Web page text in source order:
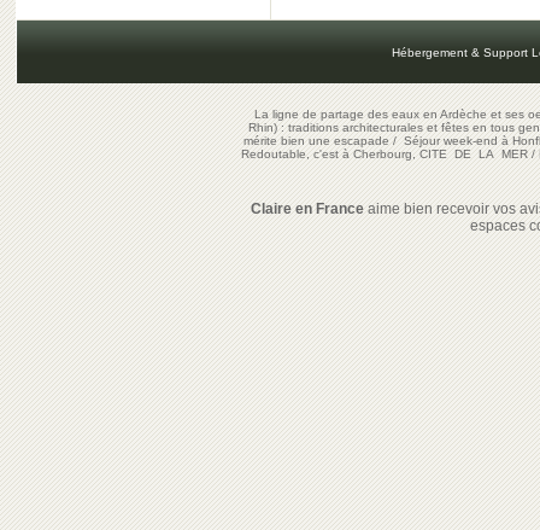
Hébergement & Support
La ligne de partage des eaux en Ardèche et ses
Rhin) : traditions architecturales et fêtes en tous
mérite bien une escapade/Séjour week-end à
Redoutable, c'est à Cherbourg, CITE DE LA MER/
Claire en Franceaime bien recevoir vos
espaces